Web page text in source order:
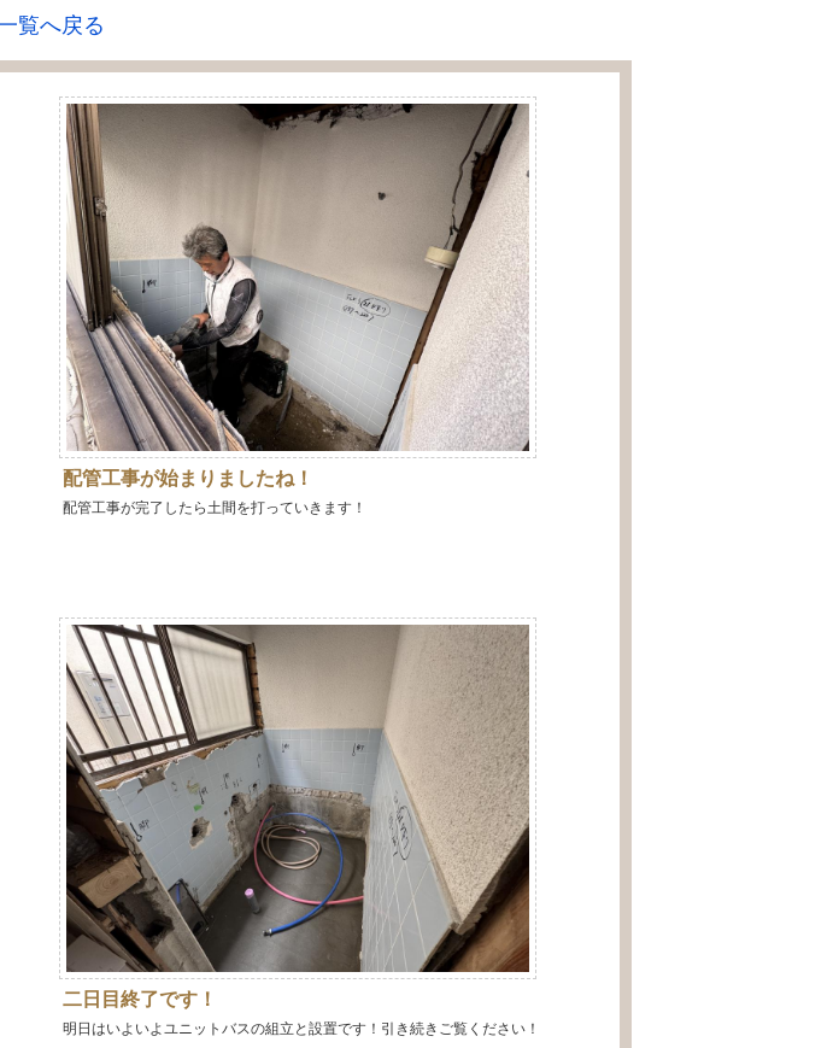
覧へ戻る
配管工事が始まりましたね！
配管工事が完了したら土間を打っていきます！
二日目終了です！
明日はいよいよユニットバスの組立と設置です！引き続きご覧ください！